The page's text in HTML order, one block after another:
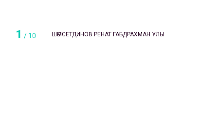
1 / 10 ШӘМСЕТДИНОВ РЕНАТ ГАБДРАХМАН УЛЫ